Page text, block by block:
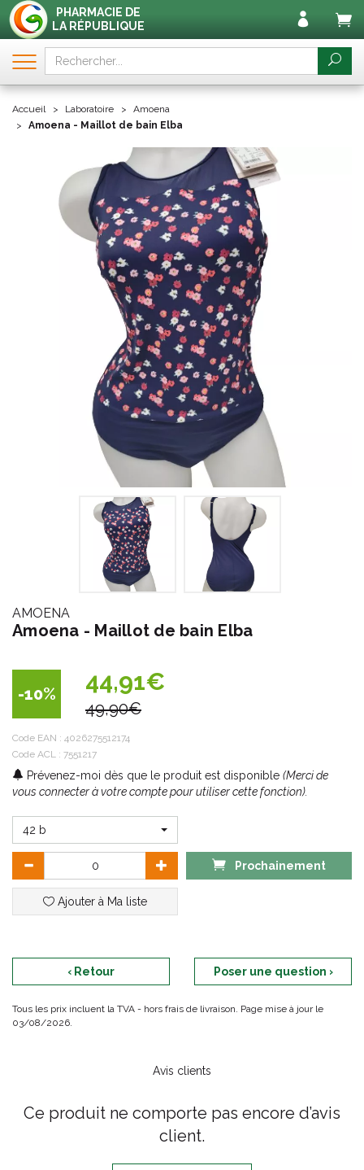
PHARMACIE DE
LA RÉPUBLIQUE
Accueil Laboratoire
Amoena
Amoena - Maillot de bain Elba
AMOENA
Amoena - Maillot de bain Elba
-10% 44,91€
49,90€
Code EAN : 4026275512174
Code ACL : 7551217
Prévenez-moi dès que le produit est disponible (Merci de
vous connecter à votre compte pour utiliser cette fonction).
42 b
Prochainement
Ajouter à Ma liste
‹ Retour Poser une question ›
Tous les prix incluent la TVA - hors frais de livraison. Page mise à jour le
03/08/2026.
Avis clients
Ce produit ne comporte pas encore d’avis
client.